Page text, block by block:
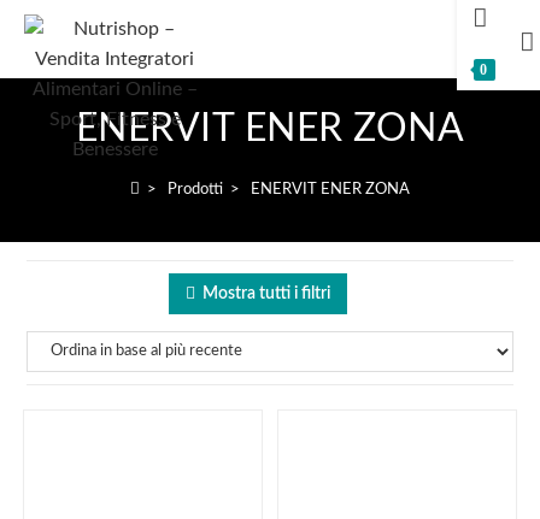
0
ENERVIT ENER ZONA
> Prodotti > ENERVIT ENER ZONA
Mostra tutti i filtri